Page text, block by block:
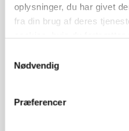
oplysninger, du har givet
fra din brug af deres
Nødvendig
Præferencer
PLANTER
Før såmaskinen kører: